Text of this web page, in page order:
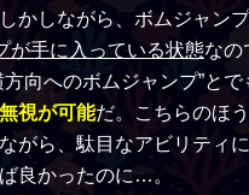
しかしながら、ボムジャン
が手に入っている状態なの
向へのボムジャンプ”とで
視が可能だ。こちらのほ
がら、駄目なアビリティに
良かったのに…。